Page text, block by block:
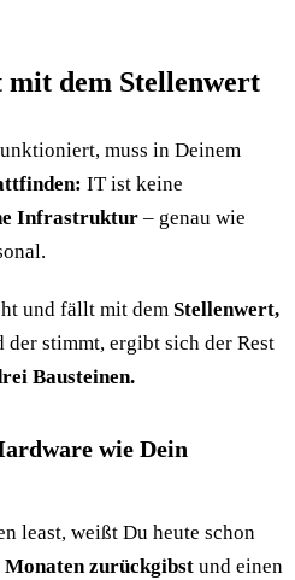
mit dem Stellenwert
muss in Deinem
IT ist keine
Infrastruktur – genau wie
und fällt mit dem Stellenwert,
der stimmt, ergibt sich der Rest
Bausteinen.
wie Dein
least, weißt Du heute schon
Monaten zurückgibst und einen